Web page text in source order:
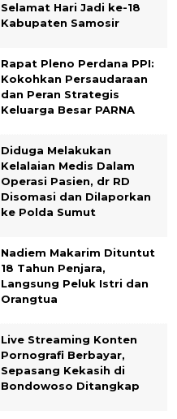
Selamat Hari Jadi ke-18
Kabupaten Samosir
Rapat Pleno Perdana PPI:
Kokohkan Persaudaraan
dan Peran Strategis
Keluarga Besar PARNA
Diduga Melakukan
Kelalaian Medis Dalam
Operasi Pasien, dr RD
Disomasi dan Dilaporkan
ke Polda Sumut
​Nadiem Makarim Dituntut
18 Tahun Penjara,
Langsung Peluk Istri dan
Orangtua
Live Streaming Konten
Pornografi Berbayar,
Sepasang Kekasih di
Bondowoso Ditangkap